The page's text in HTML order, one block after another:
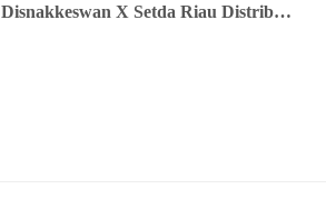
Disnakkeswan X Setda Riau Distribusi Hewan Qurban